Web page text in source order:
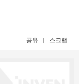
공유 스크랩